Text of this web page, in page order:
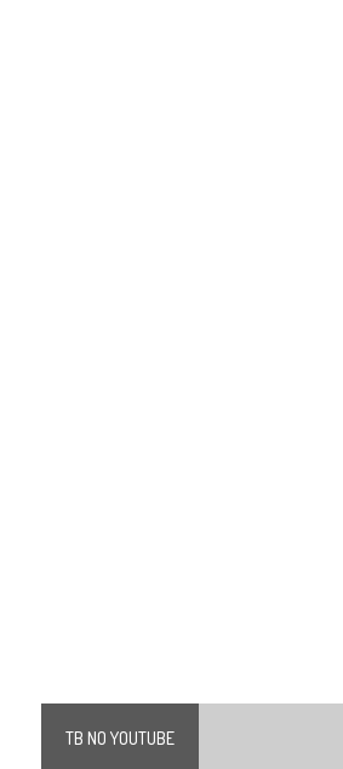
TB NO YOUTUBE